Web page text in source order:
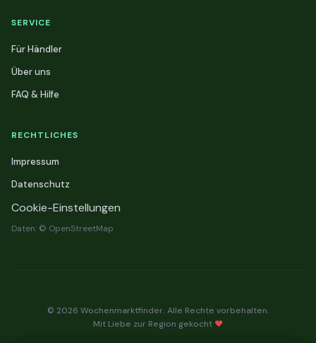
SERVICE
Für Händler
Über uns
FAQ & Hilfe
RECHTLICHES
Impressum
Datenschutz
Cookie-Einstellungen
Daten: © OpenStreetMap
© 2026 Wochenmarktfinder. Alle Rechte vorbehalten.
Mit Liebe zur Region gekocht ❤